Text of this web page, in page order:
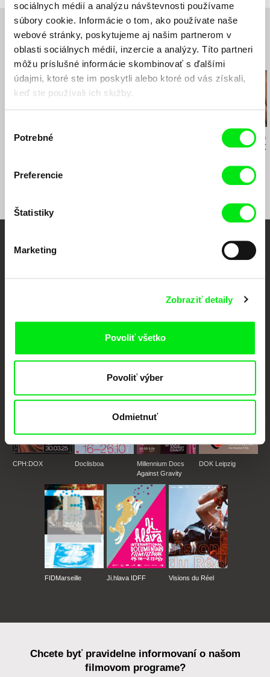
sociálnych médií a analýzu návštevnosti používame
súbory cookie. Informácie o tom, ako používate naše
webové stránky, poskytujeme aj našim partnerom v
oblasti sociálnych médií, inzercie a analýzy. Títo partneri
môžu príslušné informácie skombinovať s ďalšími
údajmi, ktoré ste im poskytli alebo ktoré od vás získali,
keď ste používali ich služby.
súhlasu
Potrebné
Preferencie
Štatistiky
Marketing
Zobraziť detaily
Povoliť všetko
Povoliť výber
Odmietnuť
e-mail: petra.pachl@bontonfilm.cz
Súvisiace filmy (20)
Štefan Uher Václav Kadrnka
Osemdesiat
Nové filmy každý týždeň
Portál DAFilms vznikol vďaka tvorivej spolupráci siedmich významných
CPH:DOX Doclisboa
Millennium Docs
Against Gravity
DOK Leipzig
FIDMarseille Ji.hlava IDFF Visions du Réel
Chcete byť pravidelne informovaní o našom
filmovom programe?